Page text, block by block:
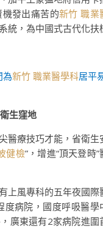
發出痛苦的新竹 職業
統，為中國式古代化扶
為新竹 職業醫學科居平
生窪地
醫療技巧才能，省衛生
健檢”，增進“頂天登時”
上風專科的五年夜國際
病院，國度呼吸醫學
廣東還有2家病院進圍